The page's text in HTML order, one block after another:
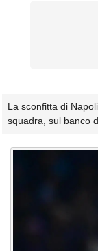
La sconfitta di
squadra, sul banco